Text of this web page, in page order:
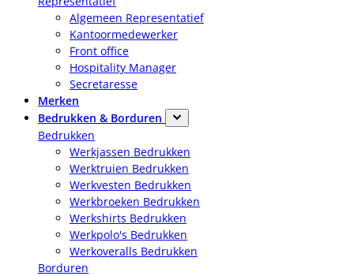
Algemeen Representatief
Kantoormedewerker
Front office
Hospitality Manager
Secretaresse
Merken
Bedrukken & Borduren
Bedrukken
Werkjassen Bedrukken
Werktruien Bedrukken
Werkvesten Bedrukken
Werkbroeken Bedrukken
Werkshirts Bedrukken
Werkpolo's Bedrukken
Werkoveralls Bedrukken
Borduren